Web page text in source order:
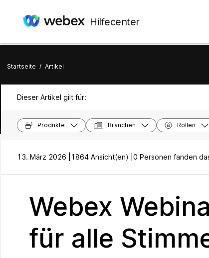
Hilfecenter
Startseite / Artikel
Dieser Artikel gilt für:
Produkte Branchen Rollen
13. März 2026 | 1864 Ansicht(en) | 0 Personen fanden
Webex
für alle